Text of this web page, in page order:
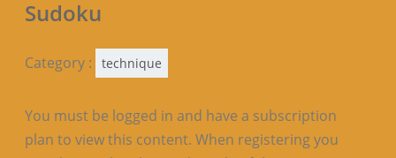
Sudoku
Category : technique
You must be logged in and have a subscription
plan to view this content. When registering you